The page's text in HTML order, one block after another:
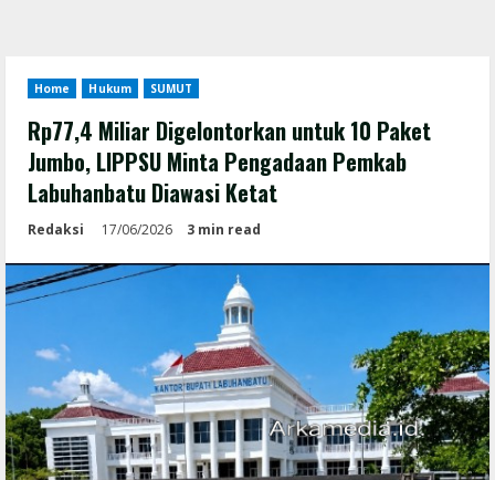
Home Hukum SUMUT
Rp77,4 Miliar Digelontorkan untuk 10 Paket
Jumbo, LIPPSU Minta Pengadaan Pemkab
Labuhanbatu Diawasi Ketat
Redaksi 17/06/2026 3 min read